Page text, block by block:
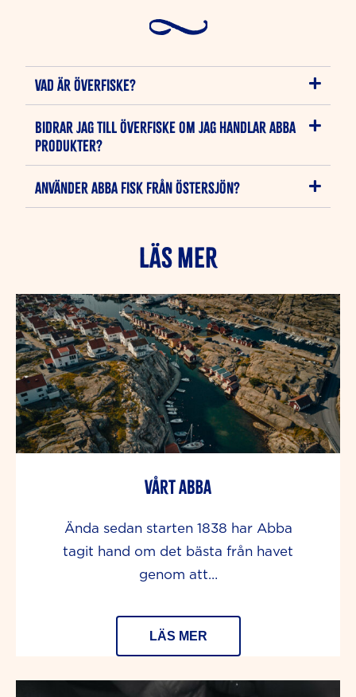
VAD ÄR ÖVERFISKE?
BIDRAR JAG TILL ÖVERFISKE OM JAG HANDLAR ABBA
PRODUKTER?
ANVÄNDER ABBA FISK FRÅN ÖSTERSJÖN?
LÄS MER
Vårt abba
Ända sedan starten 1838 har Abba
tagit hand om det bästa från havet
genom att…
LÄS MER